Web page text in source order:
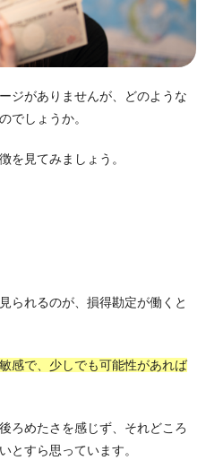
ジがありませんが、どのような
でしょうか。
を見てみましょう。
られるのが、損得勘定が働くと
感で、少しでも可能性があれば
ろめたさを感じず、それどころ
とすら思っています。